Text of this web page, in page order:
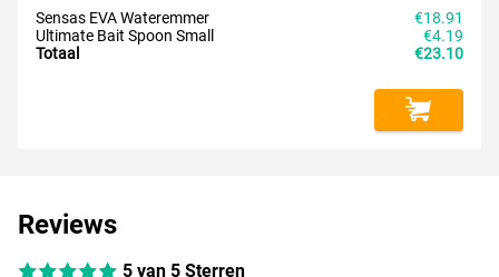
Sensas EVA Wateremmer
€18.91
Ultimate Bait Spoon Small
€4.19
Totaal
€23.10
Reviews
5 van 5 Sterren